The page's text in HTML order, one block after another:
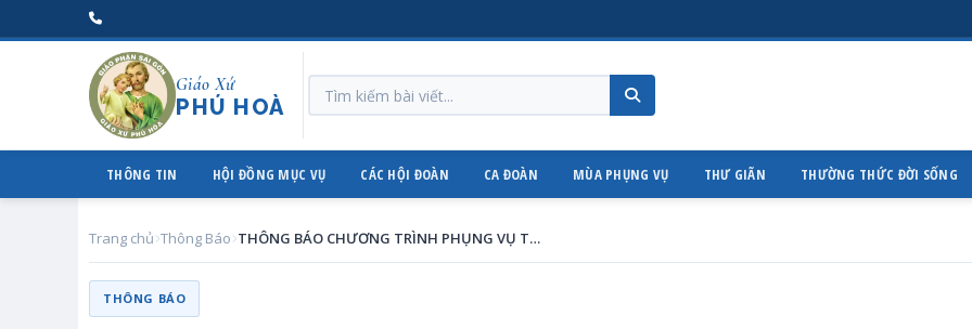
Giáo Xứ
PHÚ HOÀ
THÔNG TIN HỘI ĐỒNG MỤC VỤ CÁC HỘI ĐOÀN CA ĐOÀN MÙA PHỤNG VỤ THƯ GIÃN THƯỜNG THỨC ĐỜI SỐNG
Trang chủ Thông Báo THÔNG BÁO CHƯƠNG TRÌNH PHỤNG VỤ TUẦN THÁNH NĂM 2026
THÔNG BÁO